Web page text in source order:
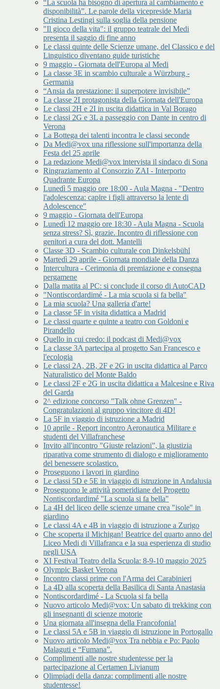
“La scuola ha bisogno di apertura al cambiamento e
disponibilità”. Le parole della vicepreside Maria
Cristina Lestingi sulla soglia della pensione
"Il gioco della vita": il gruppo teatrale del Medi
presenta il saggio di fine anno
Le classi quinte delle Scienze umane, del Classico e del
Linguistico diventano guide turistiche
9 maggio - Giornata dell'Europa al Medi
La classe 3E in scambio culturale a Würzburg -
Germania
“Ansia da prestazione: il superpotere invisibile”
La classe 2I protagonista della Giornata dell'Europa
Le classi 2H e 2I in uscita didattica in Val Borago
Le classi 2G e 3L a passeggio con Dante in centro di
Verona
La Bottega dei talenti incontra le classi seconde
Da Medi@vox una riflessione sull'importanza della
Festa del 25 aprile
La redazione Medi@vox intervista il sindaco di Sona
Ringraziamento al Consorzio ZAI - Interporto
Quadrante Europa
Lunedì 5 maggio ore 18:00 - Aula Magna - "Dentro
l'adolescenza: capire i figli attraverso la lente di
Adolescence"
9 maggio - Giornata dell'Europa
Lunedì 12 maggio ore 18:30 - Aula Magna - Scuola
senza stress? Sì, grazie. Incontro di riflessione con
genitori a cura del dott. Mantelli
Classe 3D - Scambio culturale con Dinkelsbühl
Martedì 29 aprile - Giornata mondiale della Danza
Intercultura - Cerimonia di premiazione e consegna
pergamene
Dalla matita al PC: si conclude il corso di AutoCAD
"Nontiscordardimé - La mia scuola si fa bella"
La mia scuola? Una galleria d'arte!
La classe 5F in visita didattica a Madrid
Le classi quarte e quinte a teatro con Goldoni e
Pirandello
Quello in cui credo: il podcast di Medi@vox
La classe 3A partecipa al progetto San Francesco e
l'ecologia
Le classi 2A, 2B, 2F e 2G in uscita didattica al Parco
Naturalistico del Monte Baldo
Le classi 2F e 2G in uscita didattica a Malcesine e Riva
del Garda
2^ edizione concorso "Talk ohne Grenzen" -
Congratulazioni al gruppo vincitore di 4D!
La 5F in viaggio di istruzione a Madrid
10 aprile - Report incontro Aeronautica Militare e
studenti del Villafranchese
Invito all'incontro "Giuste relazioni”, la giustizia
riparativa come strumento di dialogo e miglioramento
del benessere scolastico.
Proseguono i lavori in giardino
Le classi 5D e 5E in viaggio di istruzione in Andalusia
Proseguono le attività pomeridiane del Progetto
Nontiscordardimé "La scuola si fa bella"
La 4H del liceo delle scienze umane crea "isole" in
giardino
Le classi 4A e 4B in viaggio di istruzione a Zurigo
Che scoperta il Michigan! Beatrice del quarto anno del
Liceo Medi di Villafranca e la sua esperienza di studio
negli USA
XI Festival Teatro della Scuola: 8-9-10 maggio 2025
Olympic Basket Verona
Incontro classi prime con l'Arma dei Carabinieri
La 4D alla scoperta della Basilica di Santa Anastasia
Nontiscordardimé - La Scuola si fa bella
Nuovo articolo Medi@vox: Un sabato di trekking con
gli insegnanti di scienze motorie
Una giornata all'insegna della Francofonia!
Le classi 5A e 5B in viaggio di istruzione in Portogallo
Nuovo articolo Medi@vox Tra nebbia e Po: Paolo
Malaguti e “Fumana”.
Complimenti alle nostre studentesse per la
partecipazione al Certamen Livianum
Olimpiadi della danza: complimenti alle nostre
studentesse!